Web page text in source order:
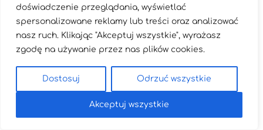
doświadczenie przeglądania, wyświetlać
spersonalizowane reklamy lub treści oraz analizować
nasz ruch. Klikając "Akceptuj wszystkie", wyrażasz
zgodę na używanie przez nas plików cookies.
Dostosuj Odrzuć wszystkie
Akceptuj wszystkie
Nowoczesna izolacja pianą PUR to gwarancja
Dzięki niej Twój dom w
staje się
bardziej komfortowy, oszczędny i ekologiczny.
To rozwiązanie, którezwiększa wartość